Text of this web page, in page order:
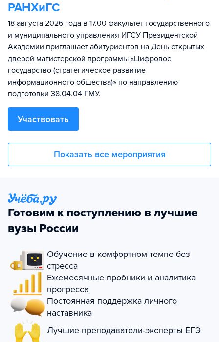
РАНХиГС
18 августа 2026 года в 17.00 факультет государственного
и муниципального управления ИГСУ Президентской
Академии приглашает абитуриентов на День открытых
дверей магистерской программы «Цифровое
государство (стратегическое развитие
информационного общества)» по направлению
подготовки 38.04.04 ГМУ.
Участвовать
Показать все мероприятия
Готовим к поступлению в лучшие
вузы России
Обучение в комфортном темпе без
стресса
Ежемесячные пробники и аналитика
прогресса
Постоянная поддержка личного
наставника
Лучшие преподаватели-эксперты ЕГЭ